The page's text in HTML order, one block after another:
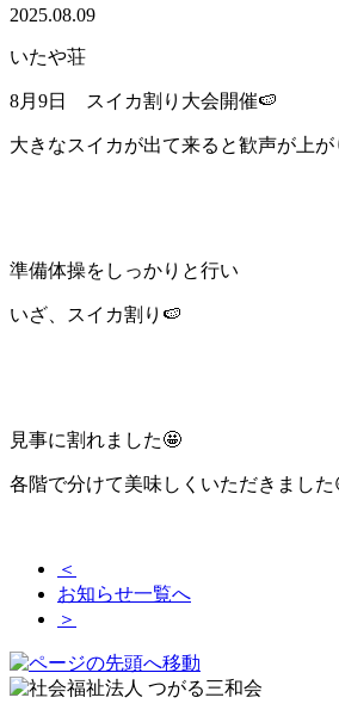
2025.08.09
いたや荘
8月9日 スイカ割り大会開催🍉
大きなスイカが出て来ると歓声が上が
準備体操をしっかりと行い
いざ、スイカ割り🍉
見事に割れました🤩
各階で分けて美味しくいただきました
＜
お知らせ一覧へ
＞